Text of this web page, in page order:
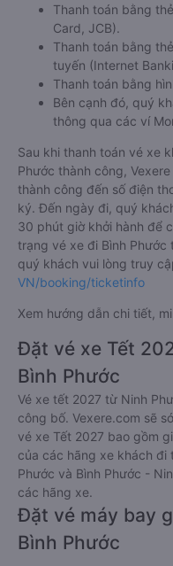
Thanh toán bằng
Card, JCB).
Thanh toán bằng
tuyến (Internet
Thanh toán bằng
Bên cạnh đó, quý
thông qua các ví
Sau khi thanh toán vé xe
Phước thành công,
thành công đến số điện
ký. Đến ngày đi, quý
30 phút giờ khởi hành để
trạng vé xe đi Bình Phước
quý khách vui lòng truy
VN/booking/ticketinfo
Xem hướng dẫn chi tiết,
Đặt vé xe Tết
Bình Phước
Vé xe tết 2027 từ Ninh
công bố. Vexere.com sẽ
vé xe Tết 2027 bao gồm
của các hãng xe khách đi
Phước và Bình Phước -
các hãng xe.
Đặt vé máy bay
Bình Phước